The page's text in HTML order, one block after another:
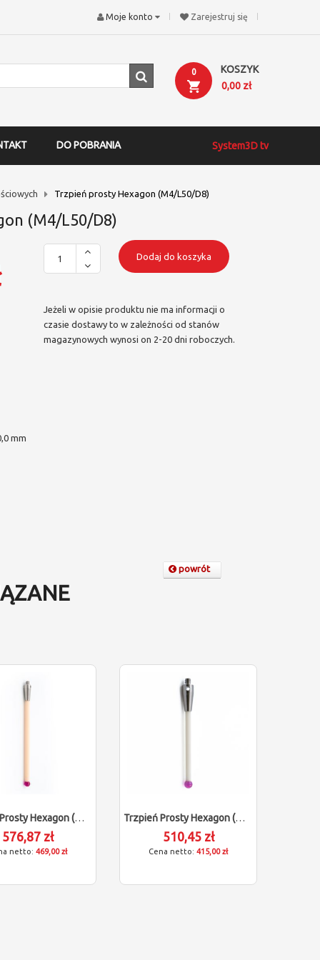
Zarejestruj się
Moje konto
KOSZYK
0
0,00 zł
DO POBRANIA System3D tv
Trzpień prosty Hexagon (M4/L50/D8)
(M4/L50/D8)
mm
Dodaj do koszyka
Jeżeli w opisie produktu nie ma informacji o
czasie dostawy to w zależności od stanów
magazynowych wynosi on 2-20 dni roboczych.
powrót
Trzpień Prosty Hexagon (M4/L100/D8)
576,87 zł
469,00 zł
Trzpień Prosty Hexagon (M4/L30/D4)
510,45 zł
415,00 zł